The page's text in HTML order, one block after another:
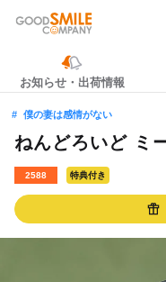
お知らせ・出荷情報
僕の妻は感情がない
ねんどろいど ミ
2588 特典付き